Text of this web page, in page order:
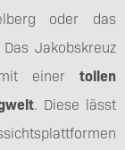
oder das
Jakobskreuz
einer tollen
. Diese lässt